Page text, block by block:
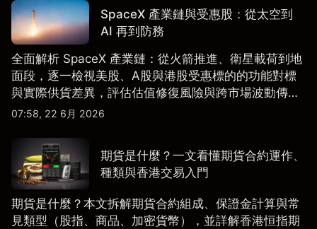
SpaceX 產業鏈與受惠股：從太空到
AI 再到防務
全面解析 SpaceX 產業鏈：從火箭推進、衛星載荷到地
面段，逐一檢視美股、A股與港股受惠標的的功能對標
與實際供貨差異，評估估值修復風險與跨市場波動傳
導。
07:58, 22 6月 2026
期貨是什麼？一文看懂期貨合約運作、
種類與香港交易入門
期貨是什麼？本文拆解期貨合約組成、保證金計算與常
見類型（股指、商品、加密貨幣），並詳解香港恒指期